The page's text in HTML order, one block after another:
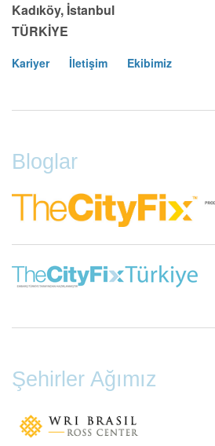
Bloglar
Şehirler Ağımız
Kadıköy, İstanbul
TÜRKİYE
Kariyer İletişim Ekibimiz